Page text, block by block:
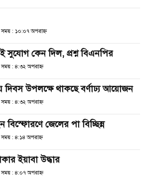
: ১০:০৭ অপরাহ্ণ
সুযোগ কেন দিল, প্রশ্ন বিএনপির
: ৪:৩২ অপরাহ্ণ
দিবস উপলক্ষে থাকছে বর্ণাঢ্য আয়োজন
: ৪:৩২ অপরাহ্ণ
বিস্ফোরণে জেলের পা বিচ্ছিন্ন
: ৪:১৪ অপরাহ্ণ
ইয়াবা উদ্ধার
: ৪:০৭ অপরাহ্ণ